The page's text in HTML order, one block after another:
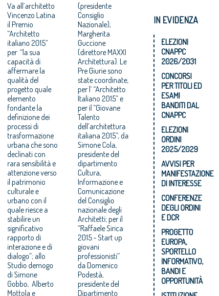
Va all’architetto
Vincenzo Latina
il Premio
“Architetto
italiano 2015”
per “la sua
capacità di
affermare la
qualità del
progetto quale
elemento
fondante la
definizione dei
processi di
trasformazione
urbana che sono
declinati con
rara sensibilità e
attenzione verso
il patrimonio
culturale e
urbano con il
quale riesce a
stabilire un
significativo
rapporto di
interazione e di
dialogo”; allo
Studio demogo
di Simone
Gobbo, Alberto
Mottola e
(presidente
Consiglio
Nazionale),
Margherita
Guccione
(direttore MAXXI
Architettura). Le
Pre Giurie sono
state coordinate,
per l’ “Architetto
Italiano 2015” e
per il “Giovane
Talento
dell’architettura
italiana 2015”, da
Simone Cola,
presidente del
dipartimento
Cultura,
Informazione e
Comunicazione
del Consiglio
nazionale degli
Architetti; per il
“Raffaele Sirica
2015 - Start up
giovani
professionisti”
da Domenico
Podestà,
presidente del
Dipartimento
IN EVIDENZA
ELEZIONI
CNAPPC
2026/2031
CONCORSI
PER TITOLI ED
ESAMI
BANDITI DAL
CNAPPC
ELEZIONI
ORDINI
2025/2029
AVVISI PER
MANIFESTAZIONE
DI INTERESSE
CONFERENZE
DEGLI ORDINI
E DCR
PROGETTO
EUROPA,
SPORTELLO
INFORMATIVO,
BANDI E
OPPORTUNITÀ